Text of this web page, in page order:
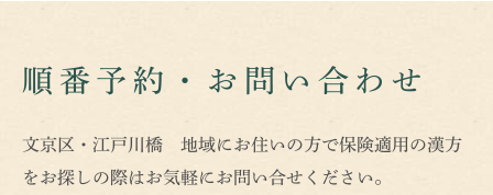
順番予約・お問い合わせ
文京区・江戸川橋 地域にお住いの方で保険適用の漢方
をお探しの際はお気軽にお問い合せください。